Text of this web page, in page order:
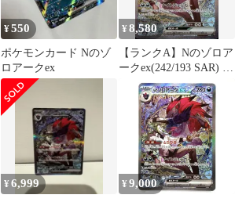
¥550
ポケモンカード Nのゾ
ロアークex
¥8,580
【ランクA】Nのゾロア
ークex(242/193 SAR) ポ
ケモンカード 【中古】
¥6,999 ¥ 9,000